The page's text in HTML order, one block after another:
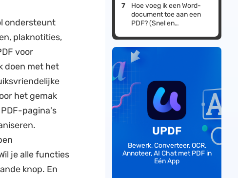
ondersteunt
plaknotities,
voor
doen met het
het gemak
pagina's
je alle functies
knop. En
Hoe voeg ik een Word-
document toe aan een
PDF? (Snel en
UPDF
Bewerk, Converteer, OCR,
Annoteer, AI Chat met PDF in
Eén App